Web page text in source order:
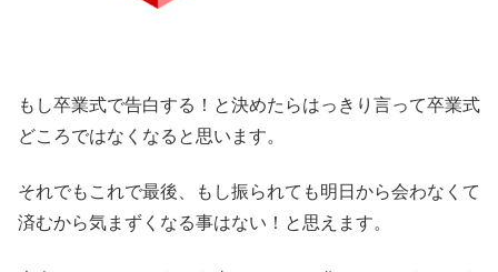
もし卒業式で告白する！と決めたらはっきり言って卒業式
どころではなくなると思います。
それでもこれで最後、もし振られても明日から会わなくて
済むから気まずくなる事はない！と思えます。